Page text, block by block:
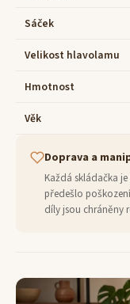
Sáček
Velikost hlavolamu
Hmotnost
Věk
Doprava a
Každá skládačka
předešlo
díly jsou chráněny